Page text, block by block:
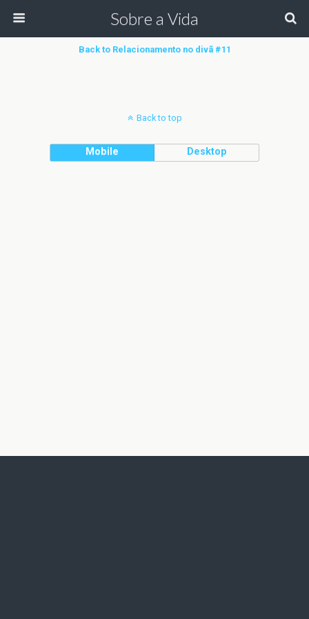
Sobre a Vida
Back to Relacionamento no divã #11
Back to top
Mobile Desktop